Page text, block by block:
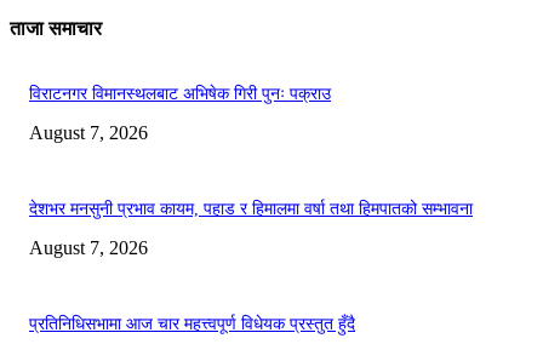
ताजा समाचार
विराटनगर विमानस्थलबाट अभिषेक गिरी पुनः पक्राउ
August 7, 2026
देशभर मनसुनी प्रभाव कायम, पहाड र हिमालमा वर्षा तथा हिमपातको सम्भावना
August 7, 2026
प्रतिनिधिसभामा आज चार महत्त्वपूर्ण विधेयक प्रस्तुत हुँदै